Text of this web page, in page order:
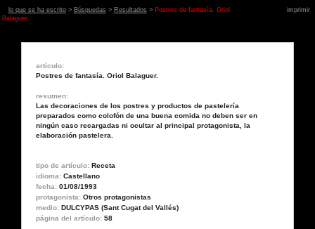
lo que se ha escrito> Búsquedas > Resultados > Postres de fantasía. Oriol
Balaguer.
imprimir
artículo:
Postres de fantasía. Oriol Balaguer.
resumen:
Las decoraciones de los postres y productos de pastelería
preparados como colofón de una buena comida no deben ser en
ningún caso recargadas ni ocultar al principal protagonista, la
elaboración pastelera.
tipo de artículo: Receta
idioma: Castellano
fecha: 01/08/1993
protagonista: Otros protagonistas
medio: DULCYPAS (Sant Cugat del Vallés)
página del artículo: 58